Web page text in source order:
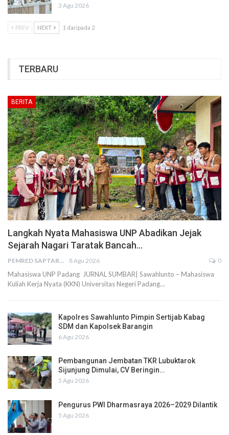
3 Agu 2026
PREV NEXT 1 daripada 2
TERBARU
BERITA
Langkah Nyata Mahasiswa UNP Abadikan Jejak
Sejarah Nagari Taratak Bancah…
PEMRED SAPTARIUS 8 Agu 2026 0
Mahasiswa UNP Padang JURNAL SUMBAR| Sawahlunto – Mahasiswa
Kuliah Kerja Nyata (KKN) Universitas Negeri Padang…
Kapolres Sawahlunto Pimpin Sertijab Kabag
SDM dan Kapolsek Barangin
6 Agu 2026
Pembangunan Jembatan TKR Lubuktarok
Sijunjung Dimulai, CV Beringin…
5 Agu 2026
Pengurus PWI Dharmasraya 2026–2029 Dilantik
5 Agu 2026